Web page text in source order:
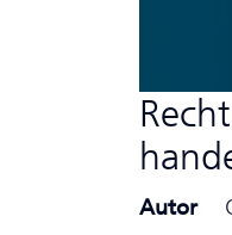
Autor